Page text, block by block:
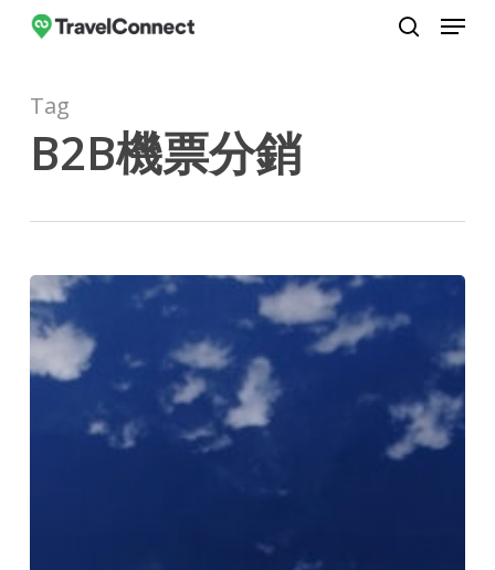
Skip
content
Menu
Tag
B2B機票分銷